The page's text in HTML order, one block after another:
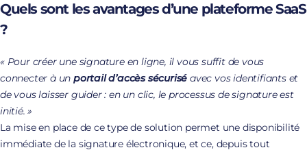
Quels sont les avantages d’une plateforme SaaS
?
« Pour créer une signature en ligne, il vous suffit de vous
connecter à unportail d’accès sécurisé avec vos identifiants et
de vous laisser guider : en un clic, le processus de signature est
initié. »
La mise en place de ce type de solution permet une disponibilité
immédiate de la signature électronique, et ce, depuis tout